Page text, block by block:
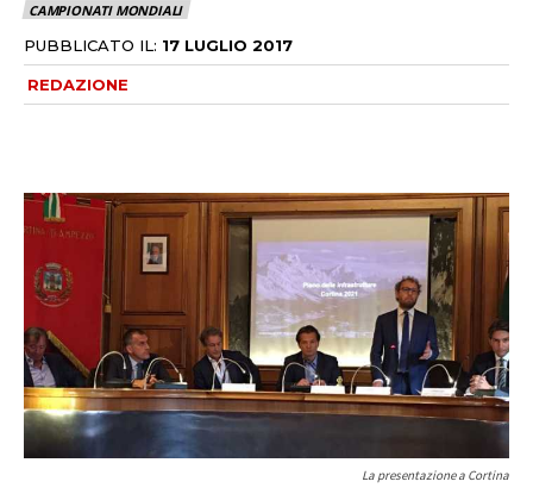
CAMPIONATI MONDIALI
PUBBLICATO IL: 17 LUGLIO 2017
REDAZIONE
La presentazione a Cortina